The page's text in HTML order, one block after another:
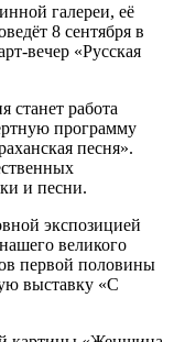
галереи, её
8 сентября в
вечер «Русская
станет работа
программу
песня».
и песни.
экспозицией
великого
первой половины
выставку «С